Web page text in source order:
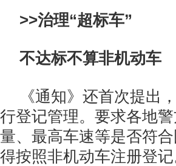
>>治理“超标车”
不达标不算非机动车
《通知》还首次提出
行登记管理。要求各地
量、最高车速等是否符
得按照非机动车注册登